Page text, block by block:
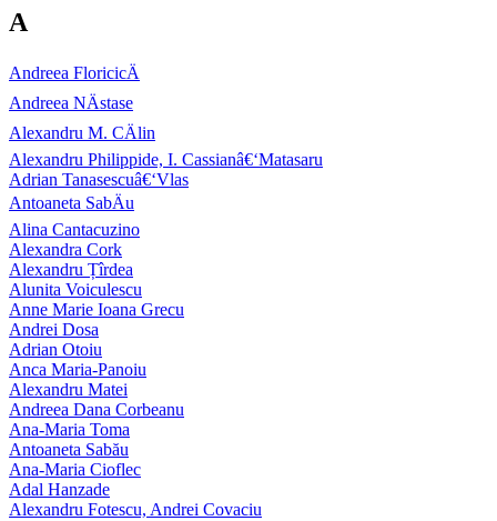
A
Andreea FloricicÄ
Andreea NÄstase
Alexandru M. CÄlin
Alexandru Philippide, I. Cassianâ€‘Matasaru
Adrian Tanasescuâ€‘Vlas
Antoaneta SabÄu
Alina Cantacuzino
Alexandra Cork
Alexandru Țîrdea
Alunita Voiculescu
Anne Marie Ioana Grecu
Andrei Dosa
Adrian Otoiu
Anca Maria-Panoiu
Alexandru Matei
Andreea Dana Corbeanu
Ana-Maria Toma
Antoaneta Sabău
Ana-Maria Cioflec
Adal Hanzade
Alexandru Fotescu, Andrei Covaciu